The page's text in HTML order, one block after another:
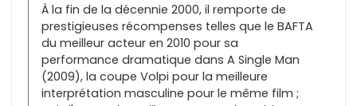
À la fin de la décennie 2000, il remporte de
prestigieuses récompenses telles que le BAFTA
du meilleur acteur en 2010 pour sa
performance dramatique dans A Single Man
(2009), la coupe Volpi pour la meilleure
interprétation masculine pour le même film ;